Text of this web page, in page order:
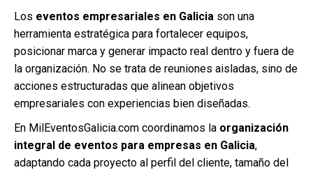
Los eventos empresariales en Galicia son una
herramienta estratégica para fortalecer equipos,
posicionar marca y generar impacto real dentro y fuera de
la organización. No se trata de reuniones aisladas, sino de
acciones estructuradas que alinean objetivos
empresariales con experiencias bien diseñadas.
En MilEventosGalicia.com coordinamos la organización
integral de eventos para empresas en Galicia,
adaptando cada proyecto al perfil del cliente, tamaño del